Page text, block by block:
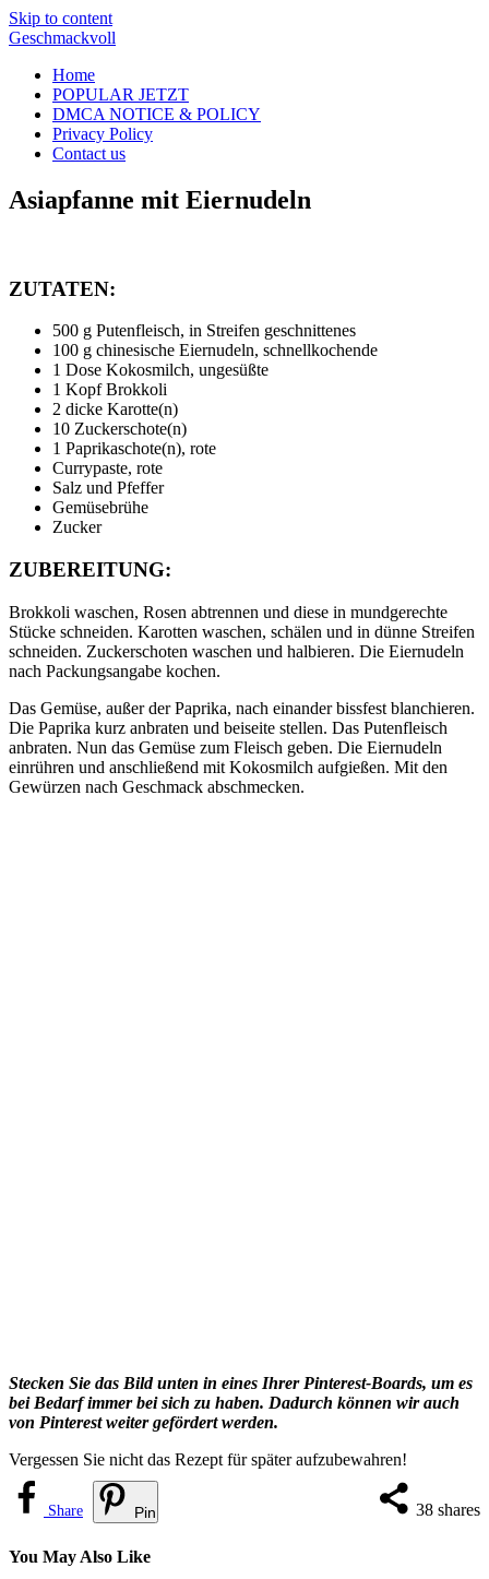
Skip to content
Geschmackvoll
Home
POPULAR JETZT
DMCA NOTICE & POLICY
Privacy Policy
Contact us
Asiapfanne mit Eiernudeln
ZUTATEN:
500 g Putenfleisch, in Streifen geschnittenes
100 g chinesische Eiernudeln, schnellkochende
1 Dose Kokosmilch, ungesüßte
1 Kopf Brokkoli
2 dicke Karotte(n)
10 Zuckerschote(n)
1 Paprikaschote(n), rote
Currypaste, rote
Salz und Pfeffer
Gemüsebrühe
Zucker
ZUBEREITUNG:
Brokkoli waschen, Rosen abtrennen und diese in mundgerechte
Stücke schneiden. Karotten waschen, schälen und in dünne Streifen
schneiden. Zuckerschoten waschen und halbieren. Die Eiernudeln
nach Packungsangabe kochen.
Das Gemüse, außer der Paprika, nach einander bissfest blanchieren.
Die Paprika kurz anbraten und beiseite stellen. Das Putenfleisch
anbraten. Nun das Gemüse zum Fleisch geben. Die Eiernudeln
einrühren und anschließend mit Kokosmilch aufgießen. Mit den
Gewürzen nach Geschmack abschmecken.
Stecken Sie das Bild unten in eines Ihrer Pinterest-Boards, um es
bei Bedarf immer bei sich zu haben. Dadurch können wir auch
von Pinterest weiter gefördert werden.
Vergessen Sie nicht das Rezept für später aufzubewahren!
38 shares
Share Pin
You May Also Like